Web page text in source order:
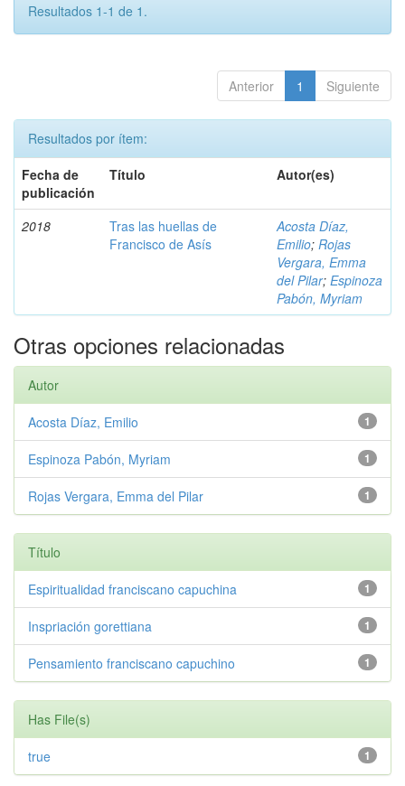
Resultados 1-1 de 1.
Anterior 1 Siguiente
Resultados por ítem:
Fecha de
publicación
Título Autor(es)
2018
Tras las huellas de
Francisco de Asís
Acosta Díaz,
Emilio; Rojas
Vergara, Emma
del Pilar; Espinoza
Pabón, Myriam
Otras opciones relacionadas
Autor
1
Acosta Díaz, Emilio
1
Espinoza Pabón, Myriam
1
Rojas Vergara, Emma del Pilar
Título
1
Espiritualidad franciscano capuchina
1
Inspriación gorettiana
1
Pensamiento franciscano capuchino
Has File(s)
1
true